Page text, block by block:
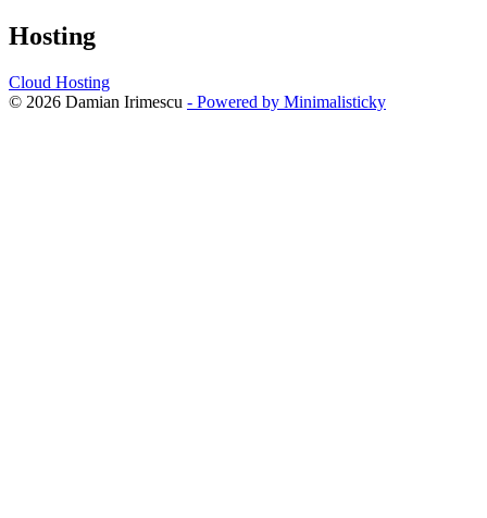
Hosting
Cloud Hosting
© 2026 Damian Irimescu - Powered by Minimalisticky